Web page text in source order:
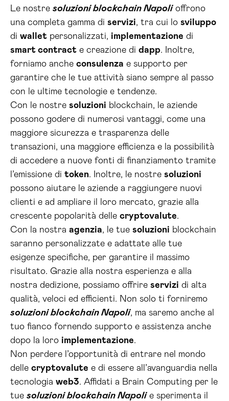
Le nostre soluzioni blockchain Napolioffrono
una completa gamma di servizi, tra cui lo sviluppo
di wallet personalizzati, implementazione di
smart contract e creazione di dapp. Inoltre,
forniamo anche consulenza e supporto per
garantire che le tue attività siano sempre al passo
con le ultime tecnologie e tendenze.
Con le nostre soluzioni blockchain, le aziende
possono godere di numerosi vantaggi, come una
maggiore sicurezza e trasparenza delle
transazioni, una maggiore efficienza e la possibilità
di accedere a nuove fonti di finanziamento tramite
l’emissione di token. Inoltre, le nostre soluzioni
possono aiutare le aziende a raggiungere nuovi
clienti e ad ampliare il loro mercato, grazie alla
crescente popolarità delle cryptovalute.
Con la nostra agenzia, le tue soluzioni blockchain
saranno personalizzate e adattate alle tue
esigenze specifiche, per garantire il massimo
risultato. Grazie alla nostra esperienza e alla
nostra dedizione, possiamo offrire servizi di alta
qualità, veloci ed efficienti. Non solo ti forniremo
soluzioni blockchain Napoli, ma saremo anche al
tuo fianco fornendo supporto e assistenza anche
dopo la loro implementazione.
Non perdere l’opportunità di entrare nel mondo
delle cryptovalute e di essere all’avanguardia nella
tecnologia web3. Affidati a Brain Computing per le
tue soluzioni blockchain Napolie sperimenta il